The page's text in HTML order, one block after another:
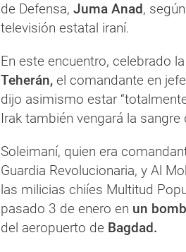
de Defensa, Juma Anad,
televisión estatal iraní.
En este encuentro, celebrado
Teherán, el comandante en
dijo asimismo estar
Irak también vengará la sangre
Soleimaní, quien era
Guardia Revolucionaria, y Al
las milicias chiíes Multitud
pasado 3 de enero en un
del aeropuerto de Bagdad.